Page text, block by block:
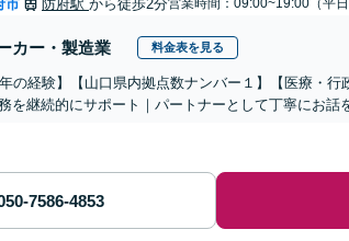
市 防府駅 から徒歩2分営業時間：09:00~19:00（平日
カー・製造業 料金表を見る
年の経験】【山口県内拠点数ナンバー１】【医療・
を継続的にサポート｜パートナーとして丁寧にお話